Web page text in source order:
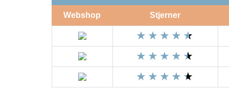
Webshop Stjerner